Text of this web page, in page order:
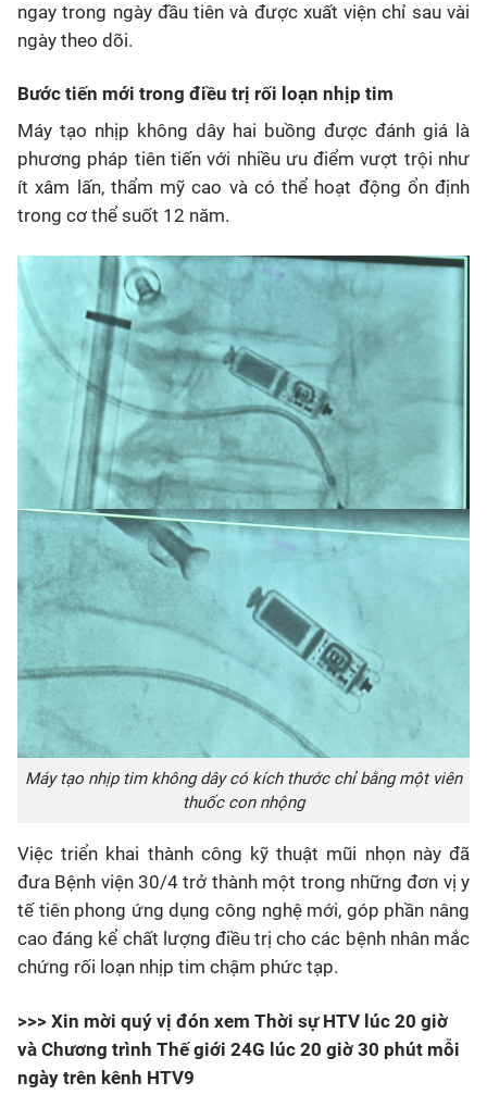
ngay trong ngày đầu tiên và được xuất viện chỉ sau vài
ngày theo dõi.
Bước tiến mới trong điều trị rối loạn nhịp tim
Máy tạo nhịp không dây hai buồng được đánh giá là
phương pháp tiên tiến với nhiều ưu điểm vượt trội như
ít xâm lấn, thẩm mỹ cao và có thể hoạt động ổn định
trong cơ thể suốt 12 năm.
Máy tạo nhịp tim không dây có kích thước chỉ bằng một viên
thuốc con nhộng
Việc triển khai thành công kỹ thuật mũi nhọn này đã
đưa Bệnh viện 30/4 trở thành một trong những đơn vị y
tế tiên phong ứng dụng công nghệ mới, góp phần nâng
cao đáng kể chất lượng điều trị cho các bệnh nhân mắc
chứng rối loạn nhịp tim chậm phức tạp.
>>> Xin mời quý vị đón xem Thời sự HTV lúc 20 giờ
và Chương trình Thế giới 24G lúc 20 giờ 30 phút mỗi
ngày trên kênh HTV9